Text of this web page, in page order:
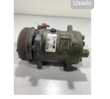
Usado